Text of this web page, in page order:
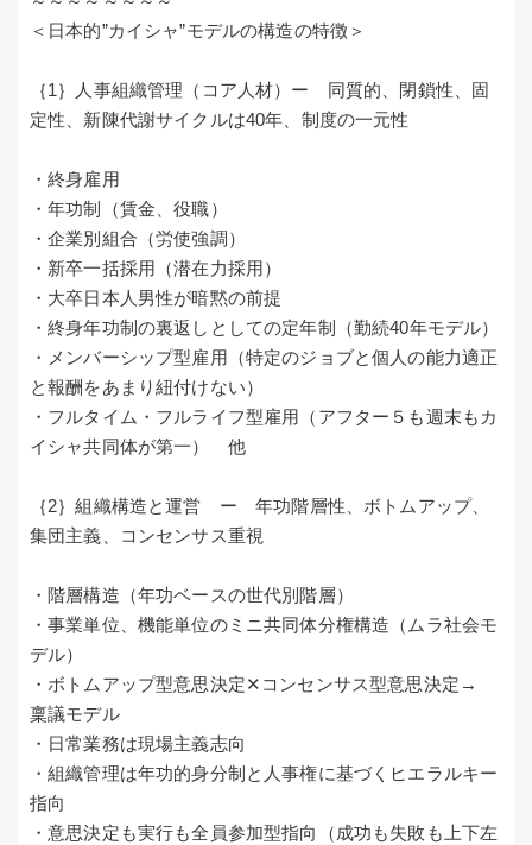
＜日本的”カイシャ”モデルの構造の特徴＞
｛1｝人事組織管理（コア人材）ー 同質的、閉鎖性、固
定性、新陳代謝サイクルは40年、制度の一元性
・終身雇用
・年功制（賃金、役職）
・企業別組合（労使強調）
・新卒一括採用（潜在力採用）
・大卒日本人男性が暗黙の前提
・終身年功制の裏返しとしての定年制（勤続40年モデル）
・メンバーシップ型雇用（特定のジョブと個人の能力適正
と報酬をあまり紐付けない）
・フルタイム・フルライフ型雇用（アフター５も週末もカ
イシャ共同体が第一） 他
｛2｝組織構造と運営 ー 年功階層性、ボトムアップ、
集団主義、コンセンサス重視
・階層構造（年功ベースの世代別階層）
・事業単位、機能単位のミニ共同体分権構造（ムラ社会モ
デル）
・ボトムアップ型意思決定✕コンセンサス型意思決定→
稟議モデル
・日常業務は現場主義志向
・組織管理は年功的身分制と人事権に基づくヒエラルキー
指向
・意思決定も実行も全員参加型指向（成功も失敗も上下左